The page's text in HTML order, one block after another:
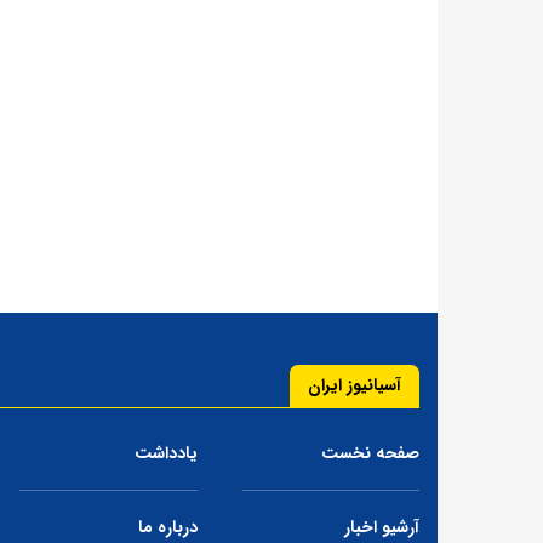
آسیانیوز ایران
صفحه نخست یادداشت
آرشیو اخبار درباره ما